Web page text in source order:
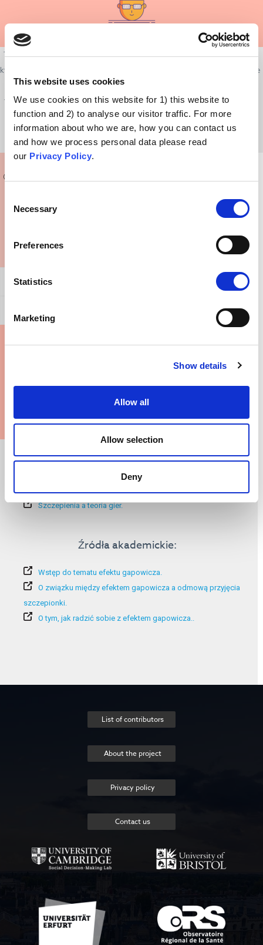
This website uses cookies
We use cookies on this website for 1) this website to
function and 2) to analyse our visitor traffic. For more
information about who we are, how you can contact us
and how we process personal data please read
our Privacy Policy.
Selection
Necessary
Preferences
Statistics
Marketing
Show details
Allow all
Allow selection
Deny
To jasne – i zupełnie ludzkie – że dobro nasze i naszych bliskich to dla nas
kwestie priorytetowe. Pozwolenie, by szczepienie przyjęli inni, a następnie
czerpanie korzyści z odporności zbiorowej, może być kuszące. Jeśli
wydaje nam się, że dane działanie opłaci się tylko innym, trudno nam się
na nie zdecydować.
Co powiedzieć komuś, kto wyznaje takie poglądy?
Ogólne potwierdzenie
Dodatkowe informacje:
Fatalne skutki efektu gapowicza.
Odporność zbiorowa – krótki poradnik.
Szczepienia a teoria gier.
Źródła akademickie:
Wstęp do tematu efektu gapowicza.
O związku między efektem gapowicza a odmową przyjęcia
szczepionki.
O tym, jak radzić sobie z efektem gapowicza..
List of contributors
About the project
Privacy policy
Contact us